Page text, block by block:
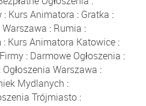
: Kurs Animatora : Gratka :
: Rumia :
: Kurs Animatora Katowice :
Firmy : Darmowe Ogłoszenia :
: Ogłoszenia Warszawa :
Mydlanych :
Trójmiasto :